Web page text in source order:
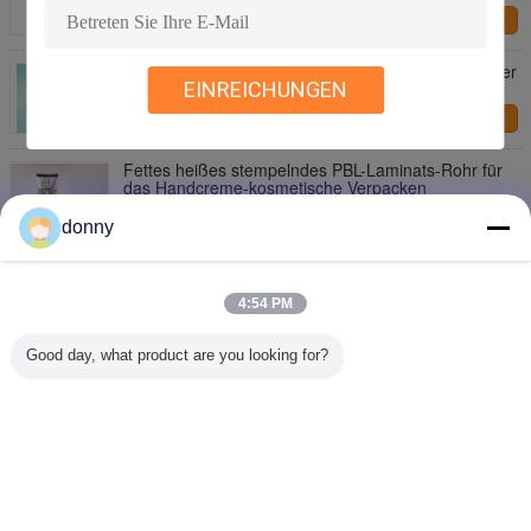
EINREICHUNGEN
PBL-Rohr, Plastiksperre lamellierte Durchmesser der
Rohr-30/35/40mm
Fettes heißes stempelndes PBL-Laminats-Rohr für
das Handcreme-kosmetische Verpacken
Durchmesser 45/50/60 Millimeter Plastik lamellierte
donny
4:54 PM
Good day, what product are you looking for?